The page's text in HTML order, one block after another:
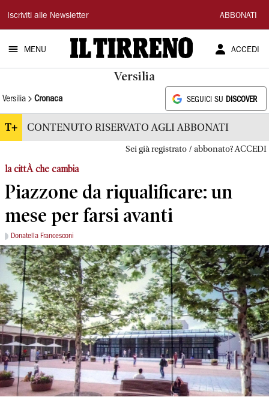
Il
Tirreno
Iscriviti alle Newsletter ABBONATI
MENU ACCEDI
Versilia
Versilia Cronaca SEGUICI SU DISCOVER
T+ CONTENUTO RISERVATO AGLI ABBONATI
Sei già registrato / abbonato? ACCEDI
la cittÀ che cambia
Piazzone da riqualificare: un
mese per farsi avanti
Donatella Francesconi